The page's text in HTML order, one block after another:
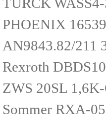
PHOENIX
AN9843.82/211
Rexroth
ZWS 20SL
Sommer RXA-